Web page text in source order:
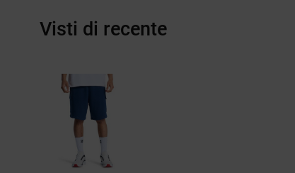
Visti di recente